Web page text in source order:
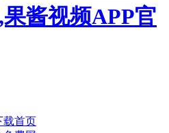
酱视频APP官
载首页